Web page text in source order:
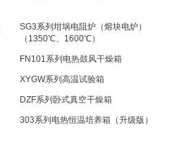
SG3系列坩埚电阻炉（熔块电炉）
（1350℃、1600℃）
FN101系列电热鼓风干燥箱
XYGW系列高温试验箱
DZF系列卧式真空干燥箱
303系列电热恒温培养箱（升级版）